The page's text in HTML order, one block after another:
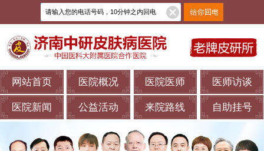
网站首页 医院概况 医院医师 医师访谈
医院新闻 公益活动 来院路线 自助挂号